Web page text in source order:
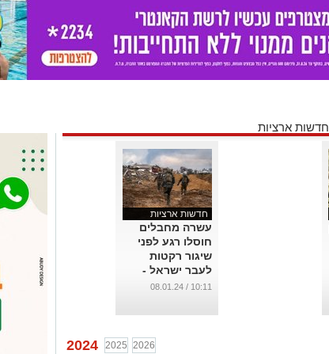
חדשות ארציות
חדשות ארציות
עשרה מחבלים
חוסלו רגע לפני
שיגור רקטות
לעבר ישראל -
צפו בתיעוד
10:11 / 08.01.24
2024 2025 2026